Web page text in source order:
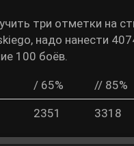
три отметки на
надо нанести
100 боёв.
/ 65% // 85%
2351 3318